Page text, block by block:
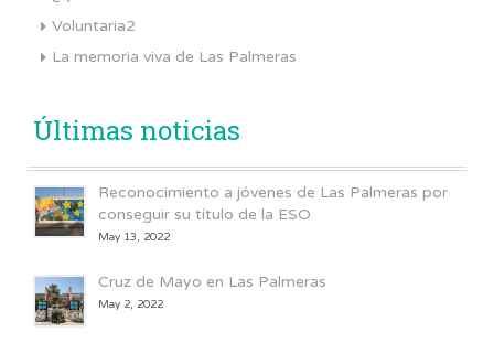
Voluntaria2
La memoria viva de Las Palmeras
Últimas noticias
Reconocimiento a jóvenes de Las Palmeras por
conseguir su título de la ESO
May 13, 2022
Cruz de Mayo en Las Palmeras
May 2, 2022